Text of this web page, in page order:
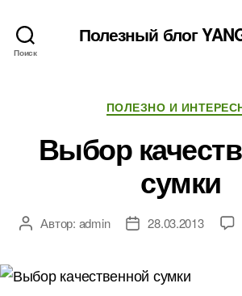
Поиск
Полезный блог
Рубрики
ПОЛЕЗНО И
Выбор
сумки
АвторАвтор: admin
Дата28.03.2013